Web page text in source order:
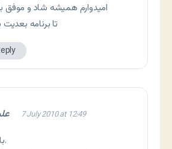
امیدوارم همیشه شاد و موفق
تا برنامه بعدیت
7 July 2010 at 12:49
بادرود.